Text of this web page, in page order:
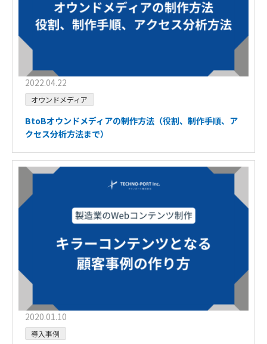
2022.04.22
オウンドメディア
BtoBオウンドメディアの制作方法（役割、制作手順、ア
クセス分析方法まで）
2020.01.10
導入事例